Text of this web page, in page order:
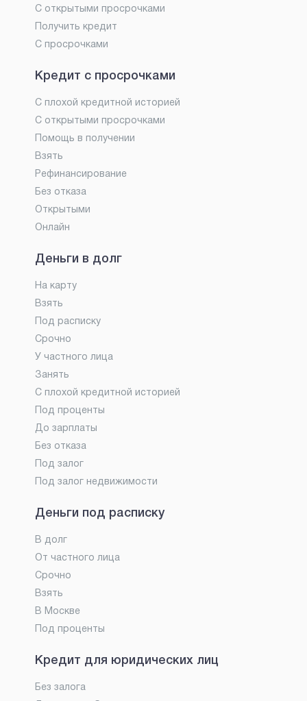
С открытыми просрочками
Получить кредит
С просрочками
Кредит с просрочками
С плохой кредитной историей
С открытыми просрочками
Помощь в получении
Взять
Рефинансирование
Без отказа
Открытыми
Онлайн
Деньги в долг
На карту
Взять
Под расписку
Срочно
У частного лица
Занять
С плохой кредитной историей
Под проценты
До зарплаты
Без отказа
Под залог
Под залог недвижимости
Деньги под расписку
В долг
От частного лица
Срочно
Взять
В Москве
Под проценты
Кредит для юридических лиц
Без залога